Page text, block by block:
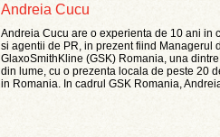
Andreia Cucu
Andreia Cucu are o experienta de 10 ani in
si agentii de PR, in prezent fiind Managerul
GlaxoSmithKline (GSK) Romania, una
din lume, cu o prezenta locala de peste 20
in Romania. In cadrul GSK Romania,